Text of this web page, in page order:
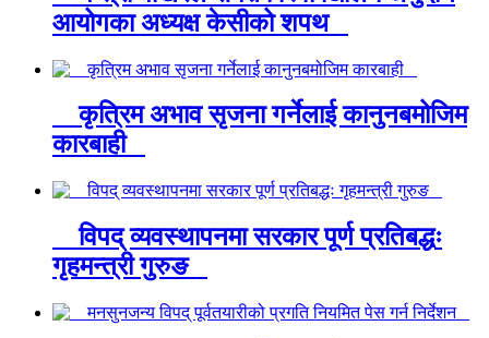
आयोगका अध्यक्ष केसीको शपथ
कृत्रिम अभाव सृजना गर्नेलाई कानुनबमोजिम
कारबाही
विपद् व्यवस्थापनमा सरकार पूर्ण प्रतिबद्धः
गृहमन्त्री गुरुङ